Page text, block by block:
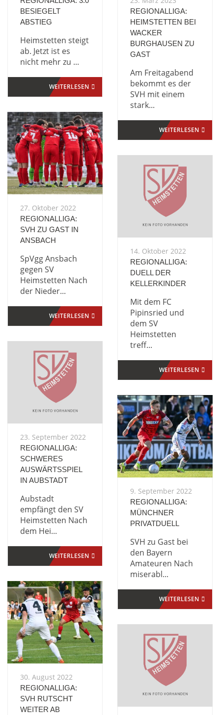
BESIEGELT
ABSTIEG
Heimstetten steigt
ab. Jetzt ist es
nicht mehr zu ...
WEITERLESEN
REGIONALLIGA:
HEIMSTETTEN BEI
WACKER
BURGHAUSEN ZU
GAST
Am Freitagabend
bekommt es der
SVH mit einem
stark...
WEITERLESEN
27. Oktober 2022
REGIONALLIGA:
SVH ZU GAST IN
ANSBACH
SpVgg Ansbach
gegen SV
Heimstetten Nach
der Nieder...
WEITERLESEN
14. Oktober 2022
REGIONALLIGA:
DUELL DER
KELLERKINDER
Mit dem FC
Pipinsried und
dem SV
Heimstetten
treff...
WEITERLESEN
23. September 2022
REGIONALLIGA:
SCHWERES
AUSWÄRTSSPIEL
IN AUBSTADT
Aubstadt
empfängt den SV
Heimstetten Nach
dem Hei...
WEITERLESEN
9. September 2022
REGIONALLIGA:
MÜNCHNER
PRIVATDUELL
SVH zu Gast bei
den Bayern
Amateuren Nach
miserabl...
WEITERLESEN
30. August 2022
REGIONALLIGA:
SVH RUTSCHT
WEITER AB